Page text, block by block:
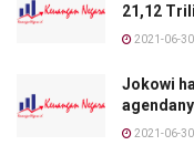
21,12
2021-06-30
Jokowi
2021-06-30